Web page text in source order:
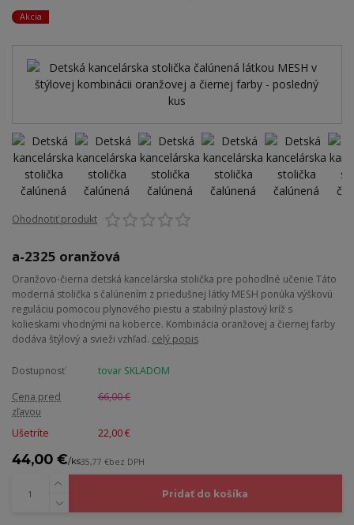
Akcia
Ohodnotiť produkt
a-2325 oranžová
Oranžovo-čierna detská kancelárska stolička pre pohodlné učenie Táto
moderná stolička s čalúnením z priedušnej látky MESH ponúka výškovú
reguláciu pomocou plynového piestu a stabilný plastový kríž s
kolieskami vhodnými na koberce. Kombinácia oranžovej a čiernej farby
dodáva štýlový a svieži vzhľad. celý popis
Dostupnosť
tovar SKLADOM
Cena pred
zľavou
66,00 €
Ušetríte 22,00 €
44,00 €/ks35,77 €bez DPH
Pridať do košíka